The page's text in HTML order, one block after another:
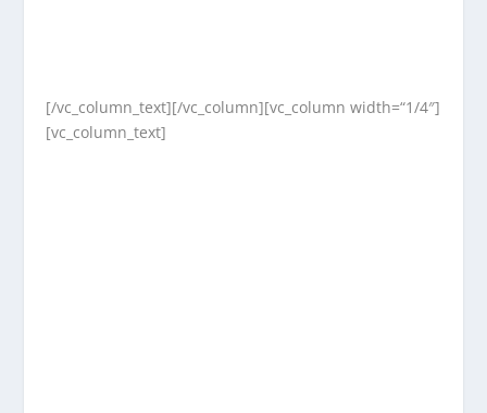
[/vc_column_text][/vc_column][vc_column width=“1/4″]
[vc_column_text]